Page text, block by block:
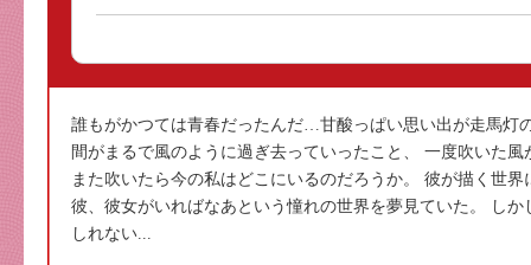
誰もがかつては青春だったんだ…甘酸っぱい思い出が走馬灯
間がまるで風のように過ぎ去っていったこと、 一度吹いた
また吹いたら今の私はどこにいるのだろうか。 彼が描く世
彼、彼女がいればなあという憧れの世界を夢見ていた。 し
しれない...